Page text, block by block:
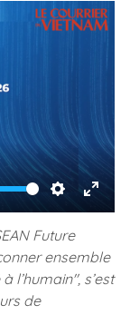
S
e
t
t
E
t
e
Future
ensemble
l’humain", s’est
de